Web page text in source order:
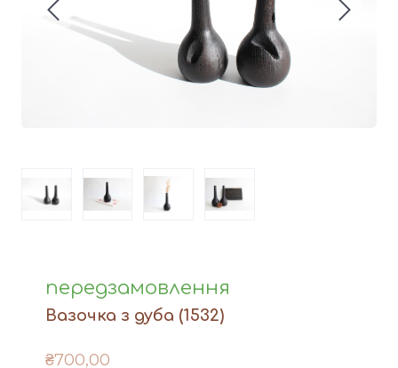
Вази
Фігури й статуетки
Догляд за виробами
передзамовлення
Вазочка з дуба (1532)
₴700,00